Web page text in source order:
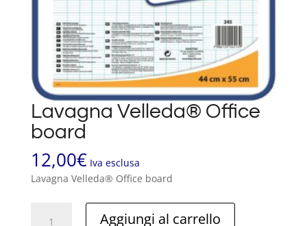
Lavagna Velleda® Office
board
12,00€ Iva esclusa
Lavagna Velleda® Office board
Aggiungi al carrello